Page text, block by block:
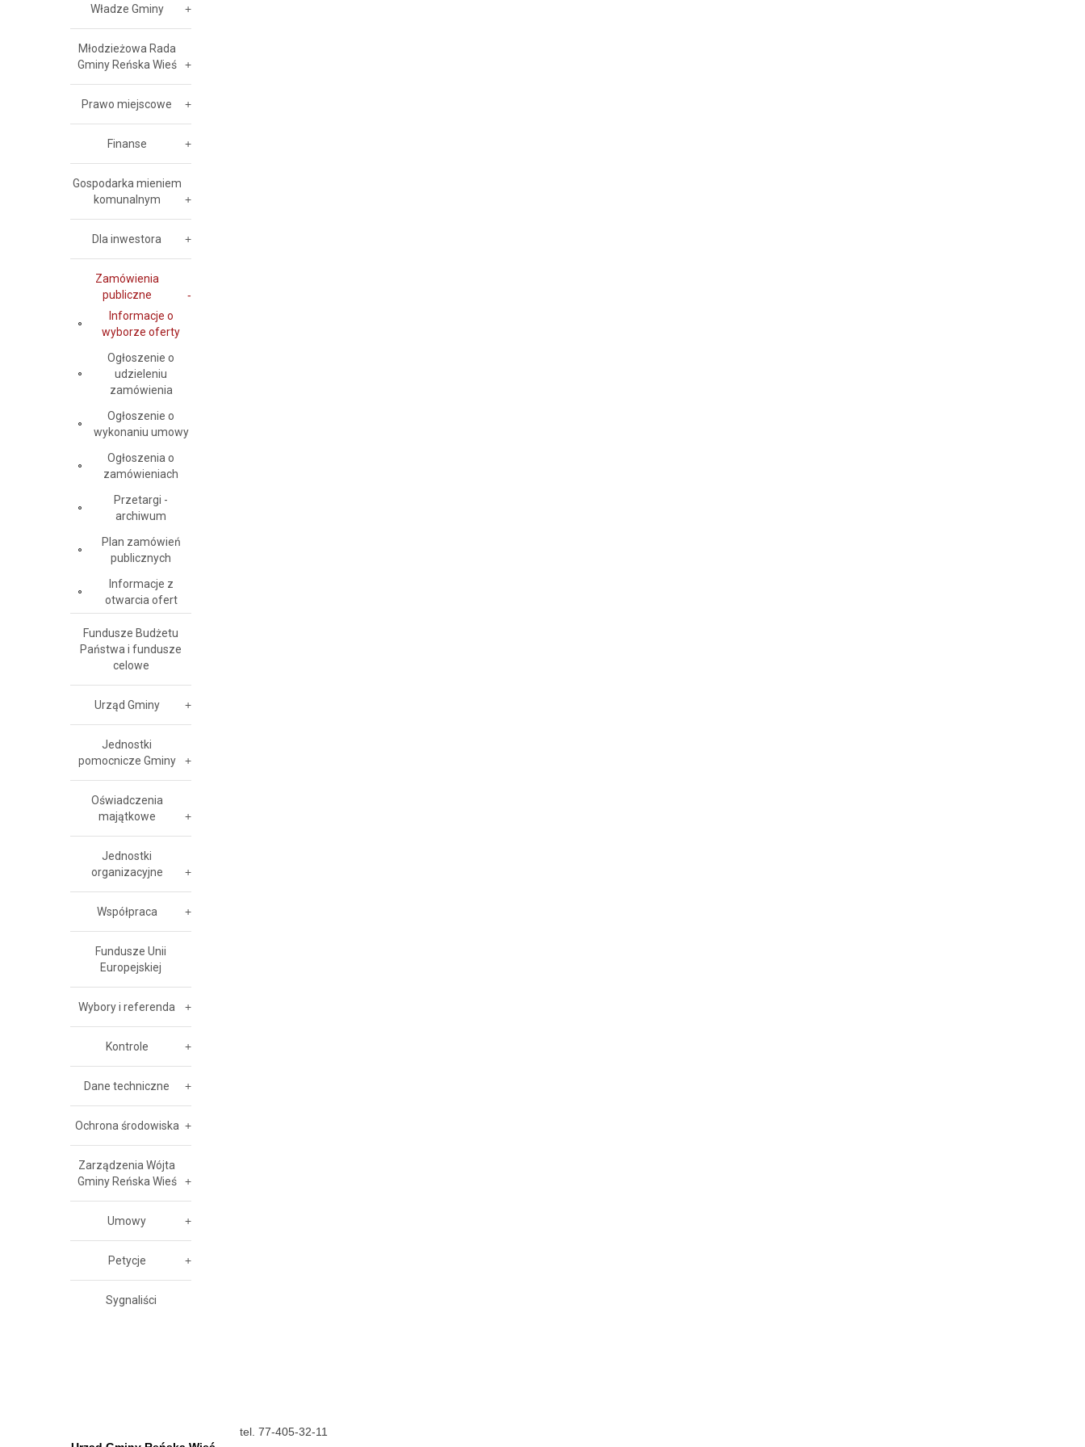
Władze Gminy
Młodzieżowa Rada
Gminy Reńska Wieś
Prawo miejscowe
Finanse
Gospodarka mieniem
komunalnym
Dla inwestora
Zamówienia
publiczne
Informacje o
wyborze oferty
Ogłoszenie o
udzieleniu
zamówienia
Ogłoszenie o
wykonaniu umowy
Ogłoszenia o
zamówieniach
Przetargi -
archiwum
Plan zamówień
publicznych
Informacje z
otwarcia ofert
Fundusze Budżetu
Państwa i fundusze
celowe
Urząd Gminy
Jednostki
pomocnicze Gminy
Oświadczenia
majątkowe
Jednostki
organizacyjne
Współpraca
Fundusze Unii
Europejskiej
Wybory i referenda
Kontrole
Dane techniczne
Ochrona środowiska
Zarządzenia Wójta
Gminy Reńska Wieś
Umowy
Petycje
Sygnaliści
tel. 77-405-32-11